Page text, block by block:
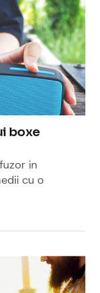
boxe
in
cu o